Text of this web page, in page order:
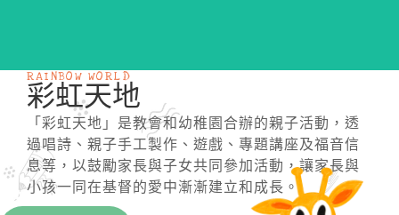
RAINBOW WORLD
彩虹天地
「彩虹天地」是教會和幼稚園合辦的親子活動，透
過唱詩、親子手工製作、遊戲、專題講座及福音信
息等，以鼓勵家長與子女共同參加活動，讓家長與
小孩一同在基督的愛中漸漸建立和成長。